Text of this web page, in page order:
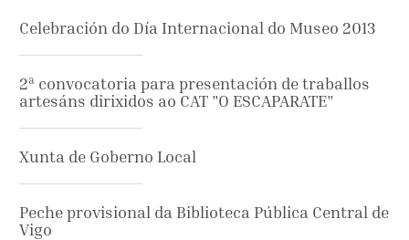
Celebración do Día Internacional do Museo 2013
2ª convocatoria para presentación de traballos
artesáns dirixidos ao CAT "O ESCAPARATE"
Xunta de Goberno Local
Peche provisional da Biblioteca Pública Central de
Vigo